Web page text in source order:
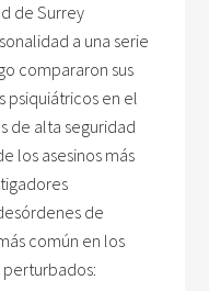
de Surrey
a una serie
compararon sus
psiquiátricos en el
de alta seguridad
los asesinos más
de
común en los